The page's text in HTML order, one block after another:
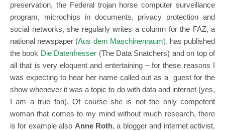
preservation, the Federal trojan horse computer surveillance
program, microchips in documents, privacy protection and
social networks, she regularly writes a column for the FAZ, a
national newspaper (Aus dem Maschinenraum), has published
the book Die Datenfresser (The Data Snatchers) and on top of
all that is very eloquent and entertaining – for these reasons I
was expecting to hear her name called out as a guest for the
show whenever it was a topic to do with data and internet (yes,
I am a true fan). Of course she is not the only competent
woman that comes to my mind without much research, there
is for example also Anne Roth, a blogger and internet activist,